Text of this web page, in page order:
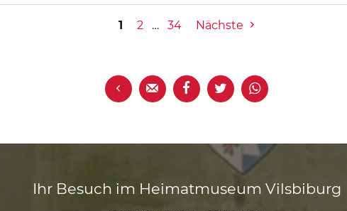
1 2 … 34 Nächste
    
Ihr Besuch im Heimatmuseum Vilsbiburg